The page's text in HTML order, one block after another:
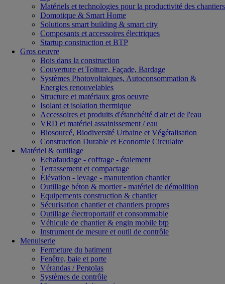
Matériels et technologies pour la productivité des chantiers
Domotique & Smart Home
Solutions smart building & smart city
Composants et accessoires électriques
Startup construction et BTP
Gros oeuvre
Bois dans la construction
Couverture et Toiture, Façade, Bardage
Systèmes Photovoltaiques, Autoconsommation &
Energies renouvelables
Structure et matériaux gros oeuvre
Isolant et isolation thermique
Accessoires et produits d'étanchéité d'air et de l'eau
VRD et matériel assainissement / eau
Biosourcé, Biodiversité Urbaine et Végétalisation
Construction Durable et Economie Circulaire
Matériel & outillage
Echafaudage - coffrage - étaiement
Terrassement et compactage
Élévation - levage - manutention chantier
Outillage béton & mortier - matériel de démolition
Equipements construction & chantier
Sécurisation chantier et chantiers propres
Outillage électroportatif et consommable
Véhicule de chantier & engin mobile btp
Instrument de mesure et outil de contrôle
Menuiserie
Fermeture du batiment
Fenêtre, baie et porte
Vérandas / Pergolas
Systèmes de contrôle